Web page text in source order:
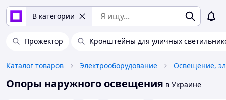
В категории
Прожектор Кронштейны для уличных
Каталог товаров Электрооборудование Освещение,
Опоры наружного освещения в Украине